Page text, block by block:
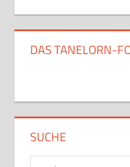
DAS TANELORN-
SUCHE
Suchen